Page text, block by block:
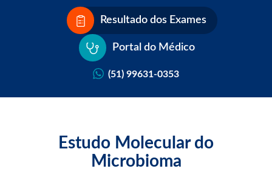
Resultado dos Exames
Portal do Médico
(51) 99631-0353
Estudo Molecular do
Microbioma